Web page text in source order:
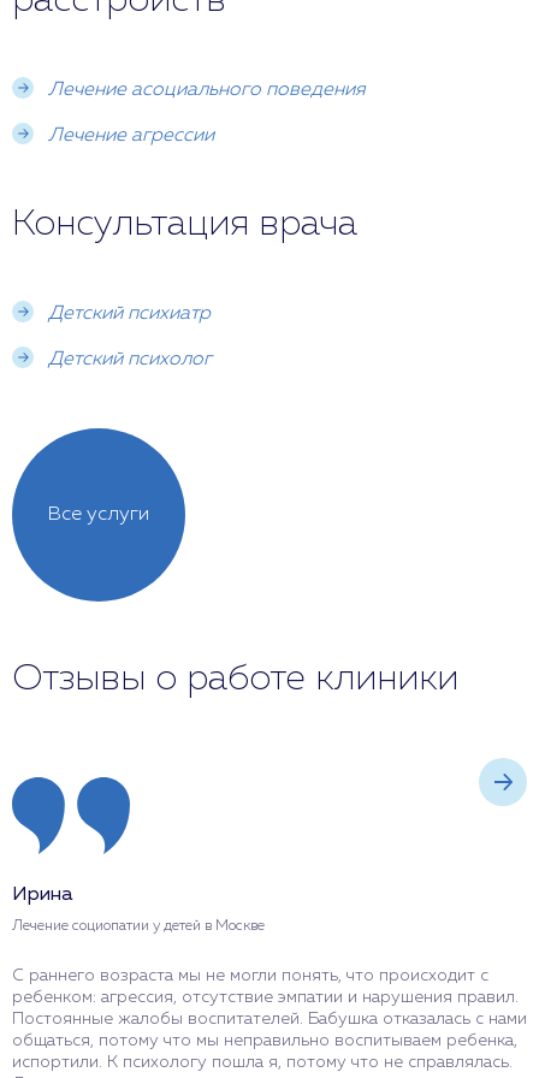
Лечение асоциального поведения
Лечение агрессии
Консультация врача
Детский психиатр
Детский психолог
Все услуги
Отзывы о работе клиники
Ирина
Лечение социопатии у детей в Москве
С раннего возраста мы не могли понять, что происходит с
ребенком: агрессия, отсутствие эмпатии и нарушения правил.
Постоянные жалобы воспитателей. Бабушка отказалась с нами
общаться, потому что мы неправильно воспитываем ребенка,
испортили. К психологу пошла я, потому что не справлялась.